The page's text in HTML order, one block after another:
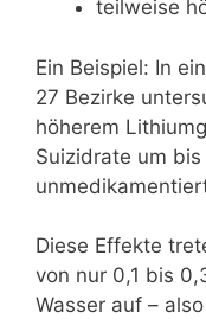
teilweise
Ein Beispiel: In
27 Bezirke
höherem
Suizidrate um
Diese Effekte
von nur 0,1 bis
Wasser auf –